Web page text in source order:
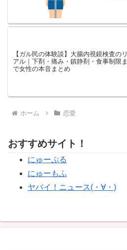
【ガル民の体験談】大腸内視鏡検査のリ
アル｜下剤・痛み・鎮静剤・食事制限ま
で女性の本音まとめ
ホーム 恋愛
おすすめサイト！
にゅーぷる
にゅーもふ
ヤバイ！ニュース(・∀・)